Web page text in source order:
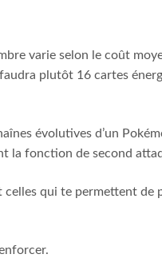
varie selon le coût
plutôt 16 cartes
évolutives d’un
la fonction de second
celles qui te permettent de